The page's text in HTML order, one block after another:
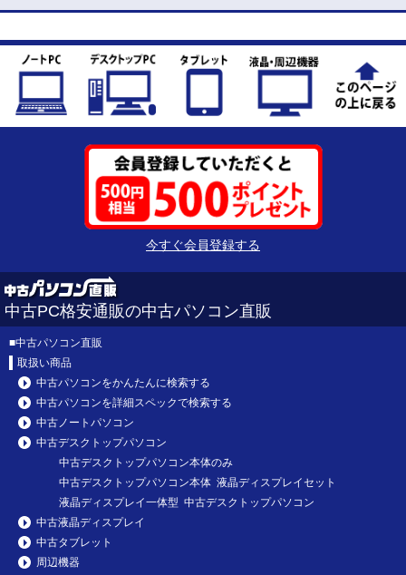
今すぐ会員登録する
中古PC格安通販の中古パソコン直販
■中古パソコン直販
取扱い商品
中古パソコンをかんたんに検索する
中古パソコンを詳細スペックで検索する
中古ノートパソコン
中古デスクトップパソコン
中古デスクトップパソコン本体のみ
中古デスクトップパソコン本体 液晶ディスプレイセット
液晶ディスプレイ一体型 中古デスクトップパソコン
中古液晶ディスプレイ
中古タブレット
周辺機器